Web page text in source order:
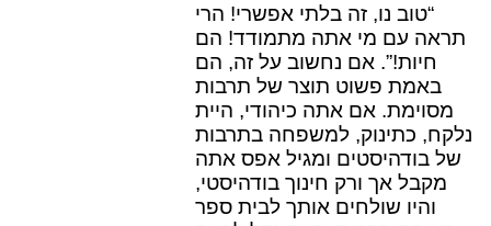
“טוב נו, זה בלתי אפשרי! הרי
תראה עם מי אתה מתמודד! הם
חיות!”. אם נחשוב על זה, הם
באמת פשוט תוצר של תרבות
מסוימת. אם אתה כיהודי, היית
נלקח, כתינוק, למשפחה בתרבות
של בודהיסטים ומגיל אפס אתה
מקבל אך ורק חינוך בודהיסטי,
והיו שולחים אותך לבית ספר